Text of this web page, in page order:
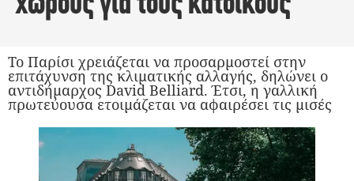
Το Παρίσι χρειάζεται να προσαρμοστεί στην
επιτάχυνση της κλιματικής αλλαγής, δηλώνει o
αντιδήμαρχος David Belliard. Έτσι, η γαλλική
πρωτεύουσα ετοιμάζεται να αφαιρέσει τις μισές